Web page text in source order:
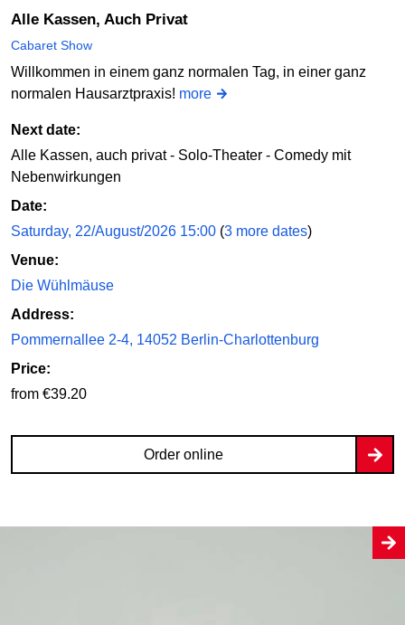
Alle Kassen, Auch Privat
Cabaret Show
Willkommen in einem ganz normalen Tag, in einer ganz
normalen Hausarztpraxis! more
Next date:
Alle Kassen, auch privat - Solo-Theater - Comedy mit
Nebenwirkungen
Date:
Saturday, 22/August/2026 15:00 (3 more dates)
Venue:
Die Wühlmäuse
Address:
Pommernallee 2-4, 14052 Berlin-Charlottenburg
Price:
from €39.20
Order online